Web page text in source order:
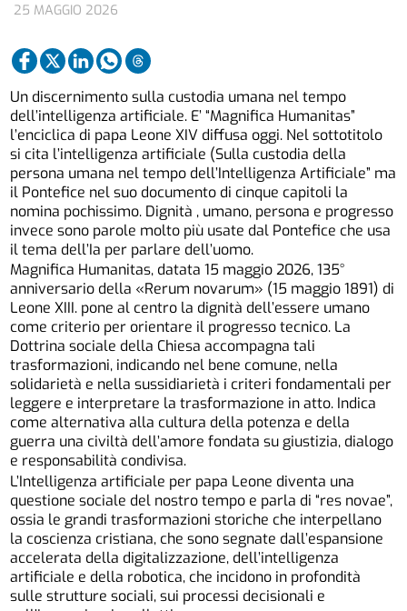
25 MAGGIO 2026
Un discernimento sulla custodia umana nel tempo
dell’intelligenza artificiale. E’ “Magnifica Humanitas”
l’enciclica di papa Leone XIV diffusa oggi. Nel sottotitolo
si cita l’intelligenza artificiale (Sulla custodia della
persona umana nel tempo dell’Intelligenza Artificiale” ma
il Pontefice nel suo documento di cinque capitoli la
nomina pochissimo. Dignità , umano, persona e progresso
invece sono parole molto più usate dal Pontefice che usa
il tema dell’Ia per parlare dell’uomo.
Magnifica Humanitas, datata 15 maggio 2026, 135°
anniversario della «Rerum novarum» (15 maggio 1891) di
Leone XIII. pone al centro la dignità dell’essere umano
come criterio per orientare il progresso tecnico. La
Dottrina sociale della Chiesa accompagna tali
trasformazioni, indicando nel bene comune, nella
solidarietà e nella sussidiarietà i criteri fondamentali per
leggere e interpretare la trasformazione in atto. Indica
come alternativa alla cultura della potenza e della
guerra una civiltà dell’amore fondata su giustizia, dialogo
e responsabilità condivisa.
L’Intelligenza artificiale per papa Leone diventa una
questione sociale del nostro tempo e parla di “res novae”,
ossia le grandi trasformazioni storiche che interpellano
la coscienza cristiana, che sono segnate dall’espansione
accelerata della digitalizzazione, dell’intelligenza
artificiale e della robotica, che incidono in profondità
sulle strutture sociali, sui processi decisionali e